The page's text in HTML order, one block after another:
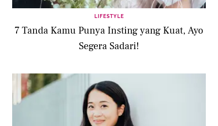
LIFESTYLE
7 Tanda Kamu Punya Insting yang Kuat, Ayo
Segera Sadari!